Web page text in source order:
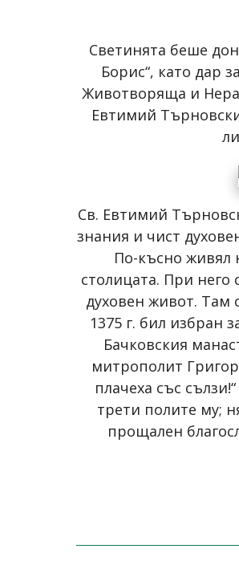
Светинята беше
Борис“, като дар
Животворяща и
Евтимий
Св. Евтимий
знания и чист
По-късно живял
столицата. При него
духовен живот. Там
1375 г. бил избран
Бачковския
митрополит
плачеха със
трети полите му;
прощален